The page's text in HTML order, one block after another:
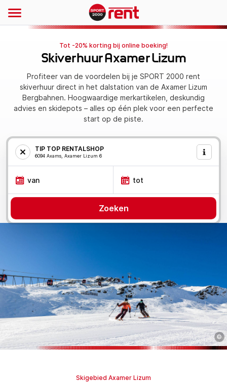
©
Tot -20% korting bij online boeking!
Skiverhuur Axamer Lizum
Profiteer van de voordelen bij je SPORT 2000 rent
skiverhuur direct in het dalstation van de Axamer Lizum
Bergbahnen. Hoogwaardige merkartikelen, deskundig
advies en skidepots – alles op één plek voor een perfecte
start op de piste.
TIP TOP RENTALSHOP
6094 Axams, Axamer Lizum 6
van tot
Skigebied Axamer Lizum